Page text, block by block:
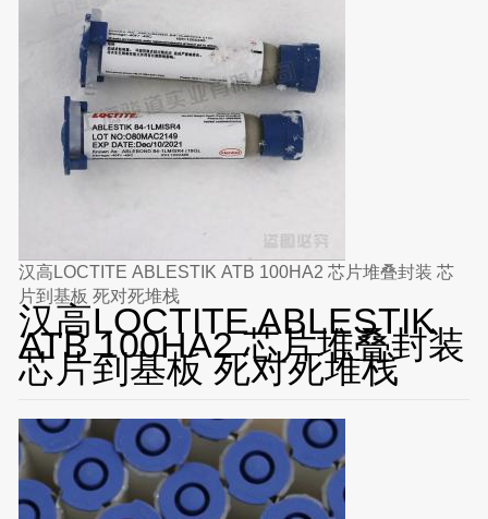
汉高LOCTITE ABLESTIK ATB 100HA2 芯片堆叠封装 芯
片到基板 死对死堆栈
汉高LOCTITE ABLESTIK
ATB 100HA2 芯片堆叠封装
芯片到基板 死对死堆栈